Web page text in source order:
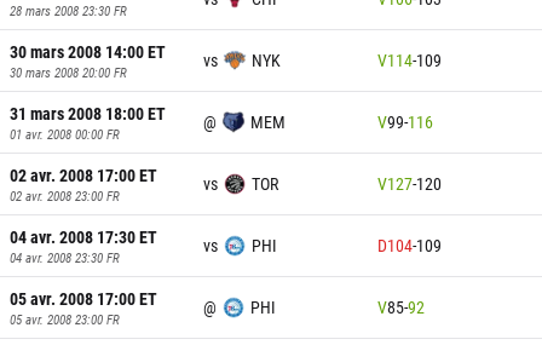
28 mars 2008 23:30 FR
30 mars 2008 14:00ET
30 mars 2008 20:00 FR
vs NYK V114-109
31 mars 2008 18:00ET
01 avr. 2008 00:00 FR
@ MEM V99-116
02 avr. 2008 17:00ET
02 avr. 2008 23:00 FR
vs TOR V127-120
04 avr. 2008 17:30ET
04 avr. 2008 23:30 FR
vs PHI D104-109
05 avr. 2008 17:00ET
05 avr. 2008 23:00 FR
@ PHI V85-92